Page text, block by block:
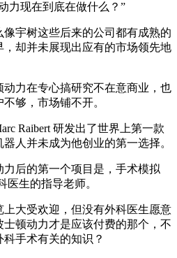
力现在到底在做什么？”
宇树这些后来的公司都有成熟的
却并未展现出应有的市场领先地
力在专心搞研究不在意商业，也
够，市场铺不开。
Raibert 研发出了世界上第一款
人并未成为他创业的第一选择。
后的第一个项目是，手术模拟
医生的指导老师。
大受欢迎，但没有外科医生愿意
顿动力才是应该付费的那个，不
手术有关的知识？